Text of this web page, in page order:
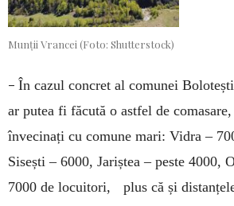
Munții Vrancei (Foto: Shutterstock)
– În cazul concret al comunei
ar putea fi făcută o astfel de
învecinați cu comune mari: Vidra –
Sisești – 6000, Jariștea – peste 4000,
7000 de locuitori, plus că și